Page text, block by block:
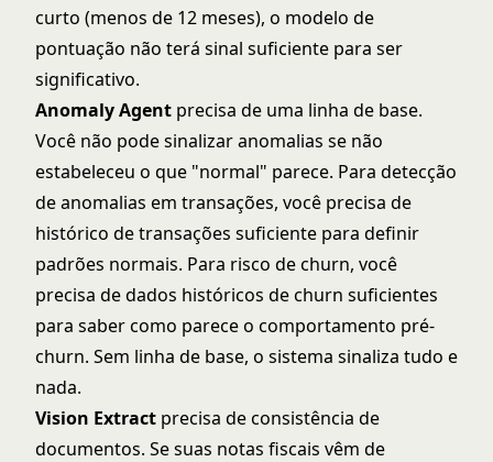
curto (menos de 12 meses), o modelo de
pontuação não terá sinal suficiente para ser
significativo.
Anomaly Agent precisa de uma linha de base.
Você não pode sinalizar anomalias se não
estabeleceu o que "normal" parece. Para detecção
de anomalias em transações, você precisa de
histórico de transações suficiente para definir
padrões normais. Para risco de churn, você
precisa de dados históricos de churn suficientes
para saber como parece o comportamento pré-
churn. Sem linha de base, o sistema sinaliza tudo e
nada.
Vision Extract precisa de consistência de
documentos. Se suas notas fiscais vêm de